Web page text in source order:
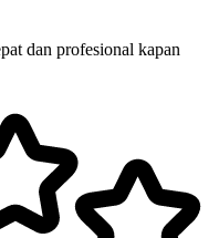
dan profesional kapan